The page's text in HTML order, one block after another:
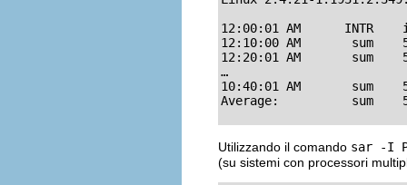
12:00:01 AM      INTR
12:10:00 AM       sum
12:20:01 AM       sum
…
10:40:01 AM       sum
Average:          sum
Utilizzando il comando sar -I
(su sistemi con processori